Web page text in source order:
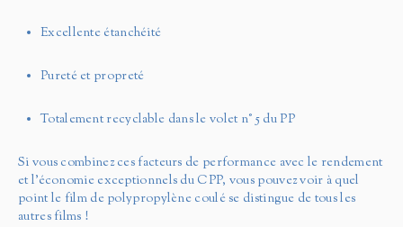
Excellente étanchéité
Pureté et propreté
Totalement recyclable dans le volet n° 5 du PP
Si vous combinez ces facteurs de performance avec le rendement
et l'économie exceptionnels du CPP, vous pouvez voir à quel
point le film de polypropylène coulé se distingue de tous les
autres films !